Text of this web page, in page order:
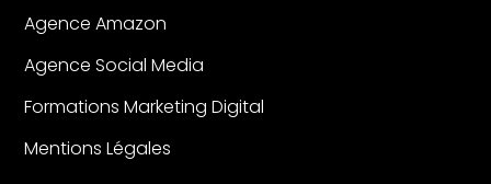
Agence Amazon
Agence Social Media
Formations Marketing Digital
Mentions Légales